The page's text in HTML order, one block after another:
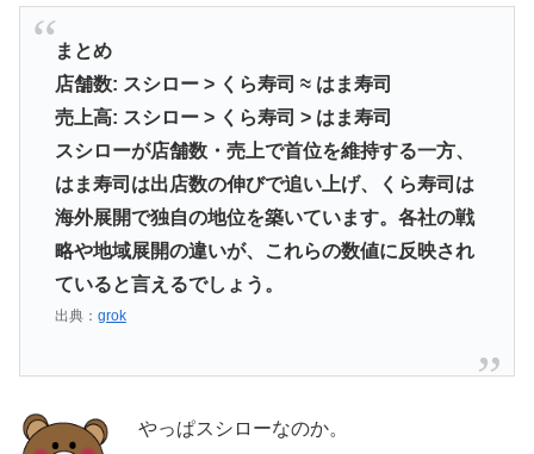
まとめ
店舗数: スシロー > くら寿司 ≈ はま寿司
売上高: スシロー > くら寿司 > はま寿司
スシローが店舗数・売上で首位を維持する一方、
はま寿司は出店数の伸びで追い上げ、くら寿司は
海外展開で独自の地位を築いています。各社の戦
略や地域展開の違いが、これらの数値に反映され
ていると言えるでしょう。
出典： grok
やっぱスシローなのか。